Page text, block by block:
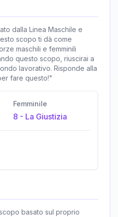
dalla Linea Maschile e
scopo ti dà come
maschili e femminili
questo scopo, riuscirai a
lavorativo. Risponde alla
fare questo!"
Femminile
8 - La Giustizia
basato sul proprio